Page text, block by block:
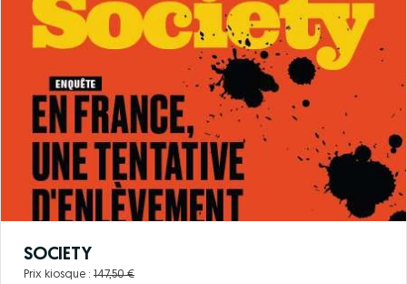
SOCIETY
Prix kiosque : 147,50 €